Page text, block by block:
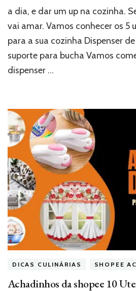
a dia, e dar um up na cozinha.
vai amar. Vamos conhecer os 5
para a sua cozinha Dispenser
suporte para bucha Vamos
dispenser …
DICAS CULINÁRIAS SHOPEE
Achadinhos da shopee 10